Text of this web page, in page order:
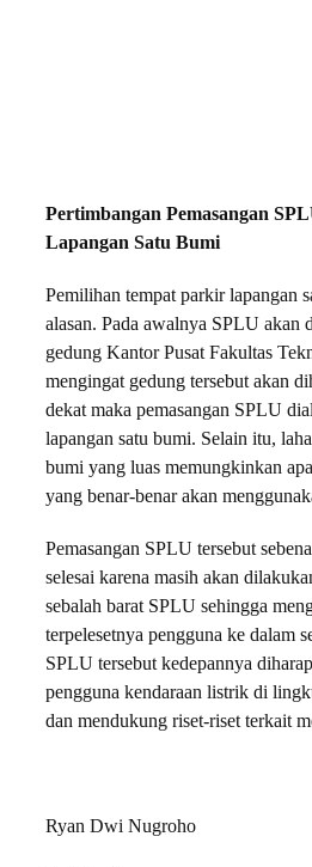
Pertimbangan Pemasangan
Lapangan Satu Bumi
Pemilihan tempat parkir lapangan
alasan. Pada awalnya SPLU akan
gedung Kantor Pusat Fakultas
mengingat gedung tersebut akan
dekat maka pemasangan SPLU
lapangan satu bumi. Selain itu,
bumi yang luas memungkinkan
yang benar-benar akan
Pemasangan SPLU tersebut
selesai karena masih akan
sebalah barat SPLU sehingga
terpelesetnya pengguna ke dalam
SPLU tersebut kedepannya
pengguna kendaraan listrik di
dan mendukung riset-riset terkait
Ryan Dwi Nugroho